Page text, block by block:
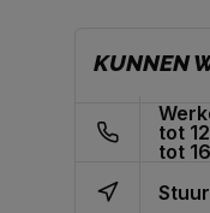
KUNNEN
tot
tot